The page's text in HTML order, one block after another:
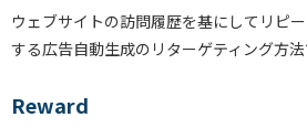
ウェブサイトの訪問履歴を基にしてリピ
する広告自動生成のリターゲティング方法
Reward